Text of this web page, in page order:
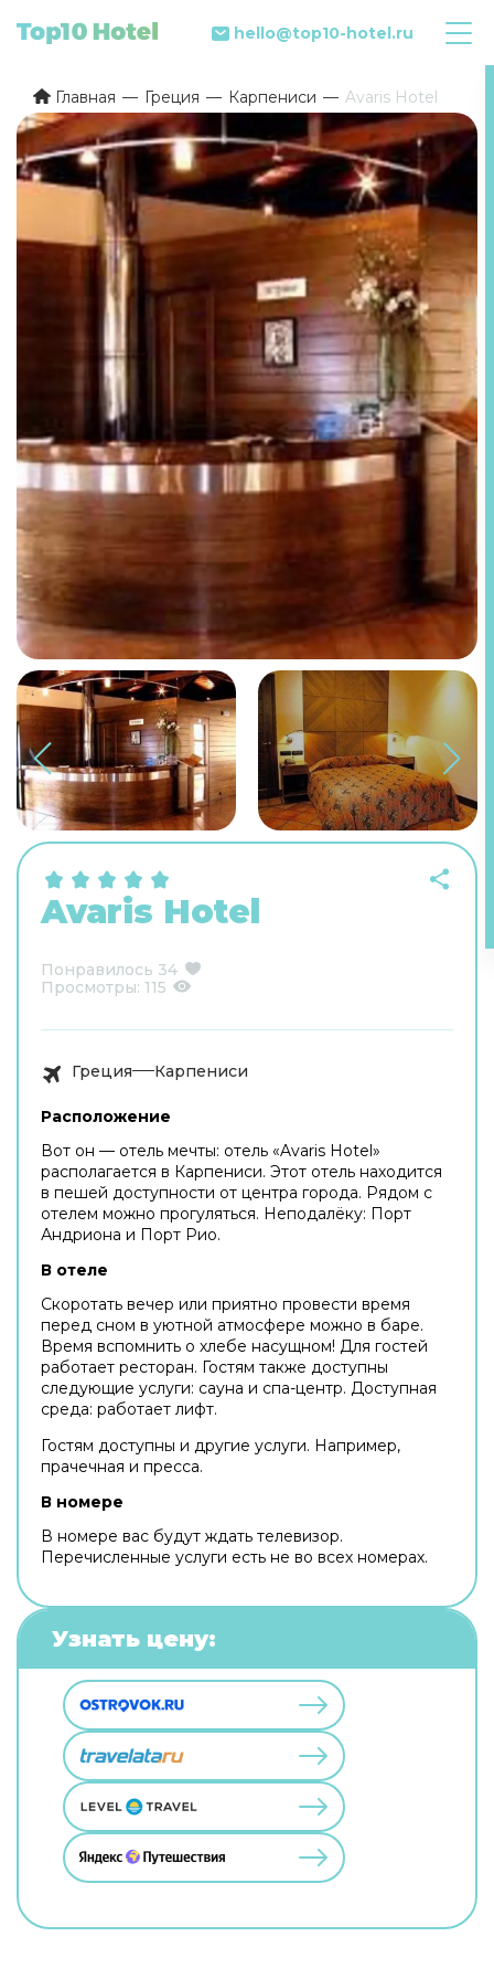
hello@top10-hotel.ru
Главная Греция Карпениси Avaris Hotel
Avaris Hotel
Понравилось 34
Просмотры: 115
Греция Карпениси
Расположение
Вот он — отель мечты: отель «Avaris Hotel»
располагается в Карпениси. Этот отель находится
в пешей доступности от центра города. Рядом с
отелем можно прогуляться. Неподалёку: Порт
Андриона и Порт Рио.
В отеле
Скоротать вечер или приятно провести время
перед сном в уютной атмосфере можно в баре.
Время вспомнить о хлебе насущном! Для гостей
работает ресторан. Гостям также доступны
следующие услуги: сауна и спа-центр. Доступная
среда: работает лифт.
Гостям доступны и другие услуги. Например,
прачечная и пресса.
В номере
В номере вас будут ждать телевизор.
Перечисленные услуги есть не во всех номерах.
Узнать цену: